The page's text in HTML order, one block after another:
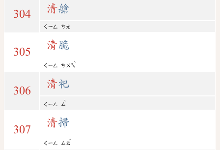
304 清艙
ㄑㄧㄥ ㄘㄤ
305
清脆
ㄑㄧㄥ ㄘㄨㄟ
ˋ
306
清祀
ㄑㄧㄥ ㄙ
ˋ
307
清掃
ㄑㄧㄥ ㄙㄠ
ˇ